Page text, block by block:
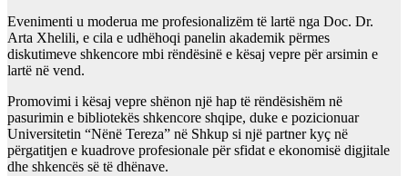
Evenimenti u moderua me profesionalizëm të lartë nga Doc. Dr.
Arta Xhelili, e cila e udhëhoqi panelin akademik përmes
diskutimeve shkencore mbi rëndësinë e kësaj vepre për arsimin e
lartë në vend.
Promovimi i kësaj vepre shënon një hap të rëndësishëm në
pasurimin e bibliotekës shkencore shqipe, duke e pozicionuar
Universitetin “Nënë Tereza” në Shkup si një partner kyç në
përgatitjen e kuadrove profesionale për sfidat e ekonomisë digjitale
dhe shkencës së të dhënave.